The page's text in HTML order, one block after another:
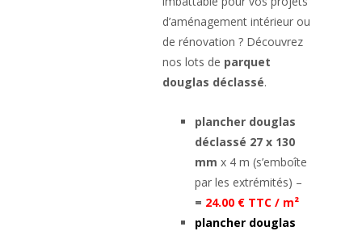
d’aménagement intérieur ou
de rénovation ? Découvrez
nos lots de parquet
douglas déclassé.
plancher douglas
déclassé 27 x 130
mm x 4 m (s’emboîte
par les extrémités) –
= 24.00 € TTC / m²
plancher douglas